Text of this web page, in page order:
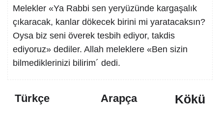
Melekler «Ya Rabbi sen yeryüzünde kargaşalık
çıkaracak, kanlar dökecek birini mi yaratacaksın?
Oysa biz seni överek tesbih ediyor, takdis
ediyoruz» dediler. Allah meleklere «Ben sizin
bilmediklerinizi bilirim´ dedi.
Türkçe Arapça Kökü